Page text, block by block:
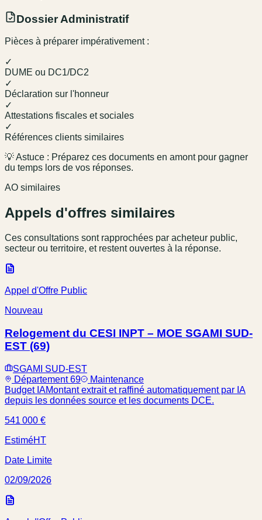
Dossier Administratif
Pièces à préparer impérativement :
✓
DUME ou DC1/DC2
✓
Déclaration sur l'honneur
✓
Attestations fiscales et sociales
✓
Références clients similaires
💡 Astuce : Préparez ces documents en amont pour gagner
du temps lors de vos réponses.
AO similaires
Appels d'offres similaires
Ces consultations sont rapprochées par acheteur public,
secteur ou territoire, et restent ouvertes à la réponse.
Appel d'Offre Public
Nouveau
Relogement du CESI INPT – MOE SGAMI SUD-
EST (69)
SGAMI SUD-EST
Département 69
Maintenance
Budget IAMontant extrait et raffiné automatiquement par IA
depuis les données source et les documents DCE.
541 000 €
EstiméHT
Date Limite
02/09/2026